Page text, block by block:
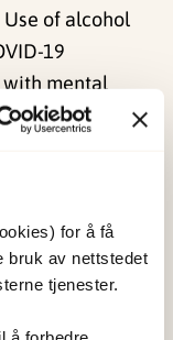
for å få
bruk av nettstedet
tjenester.
Use of alcohol
19
with mental
Frontiers